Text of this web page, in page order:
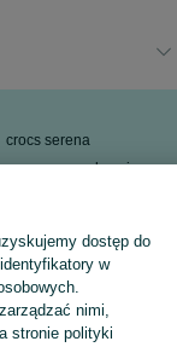
crocs serena
crocs na obcasie
Szeroki wybór sandałów damskich w Polsce ▶️ Skórzane, na platformie i koturnie modele ✅ Nowe i używane w dobrych cenach ✌ Przeglądaj ogłoszenia OLX.pl! Zobacz
dostęp do
w
nimi,
stronie polityki